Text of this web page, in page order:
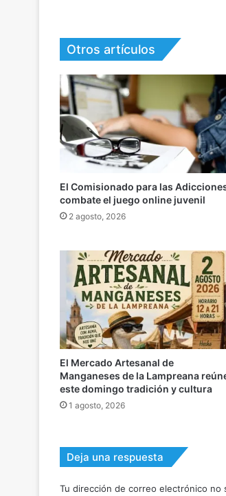
Otros artículos
El Comisionado para las
combate el juego online juvenil
2 agosto, 2026
El Mercado Artesanal de
Manganeses de la Lampreana
este domingo tradición y cultura
1 agosto, 2026
Deja una respuesta
Tu dirección de correo electrónico no